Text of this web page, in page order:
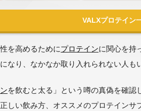
VALXプロテイン
を高めるためにプロテインに関心を持
なり、なかなか取り入れられない人も
を飲むと太る」という噂の真偽を確認
しい飲み方、オススメのプロテインサ